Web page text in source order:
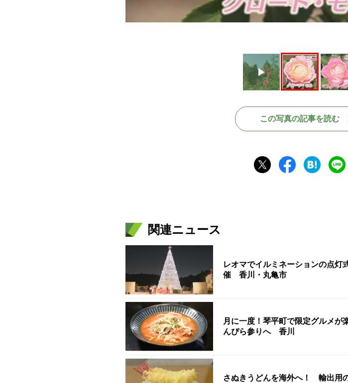
この写真の記事を読む
関連ニュース
レオマでイルミネーションの点
催 香川・丸亀市
月に一度！琴平町で限定グルメ
んぴら参りへ 香川
さぬきうどんを海外へ！ 輸出用